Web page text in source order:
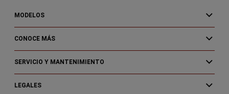
MODELOS
CONOCE MÁS
SERVICIO Y MANTENIMIENTO
LEGALES